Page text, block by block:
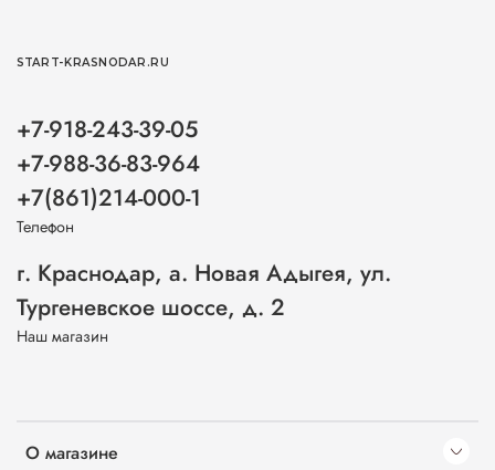
О магазине
START-KRASNODAR.RU
+7-918-243-39-05
+7-988-36-83-964
+7(861)214-000-1
Телефон
г. Краснодар, а. Новая Адыгея, ул.
Тургеневское шоссе, д. 2
Наш магазин